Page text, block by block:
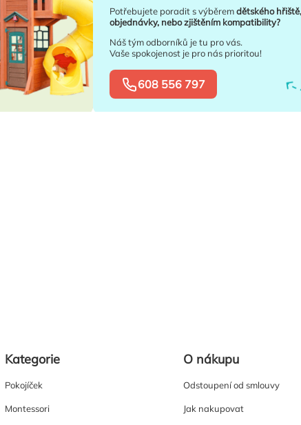
Potřebujete poradit s výběremdětského
objednávky, nebo zjištěním kompatibility?
Náš tým odborníků je tu pro vás.
Vaše spokojenost je pro nás prioritou!
608 556 797
Kategorie
Pokojíček
Montessori
O nákupu
Odstoupení od smlouvy
Jak nakupovat